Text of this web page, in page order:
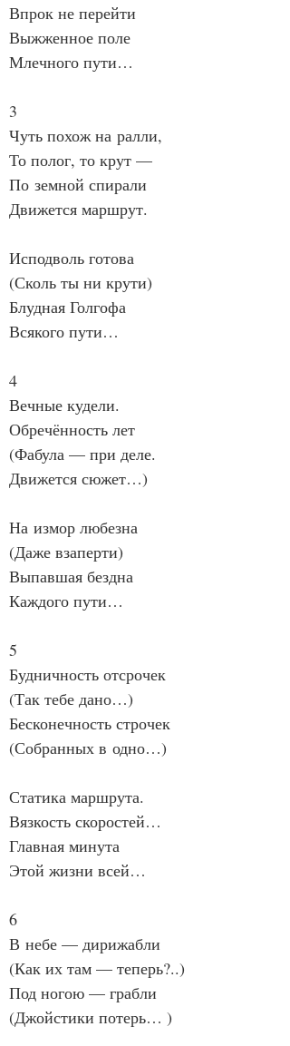
Впрок не перейти
Выжженное поле
Млечного пути…
3
Чуть похож на ралли,
То полог, то крут —
По земной спирали
Движется маршрут.
Исподволь готова
(Сколь ты ни крути)
Блудная Голгофа
Всякого пути…
4
Вечные кудели.
Обречённость лет
(Фабула — при деле.
Движется сюжет…)
На измор любезна
(Даже взаперти)
Выпавшая бездна
Каждого пути…
5
Будничность отсрочек
(Так тебе дано…)
Бесконечность строчек
(Собранных в одно…)
Статика маршрута.
Вязкость скоростей…
Главная минута
Этой жизни всей…
6
В небе — дирижабли
(Как их там — теперь?..)
Под ногою — грабли
(Джойстики потерь… )